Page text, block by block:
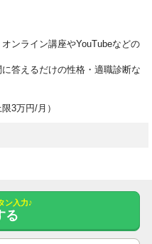
ンライン講座やYouTubeなどの
答えるだけの性格・適職診断な
3万円/月）
ン入力♪
る